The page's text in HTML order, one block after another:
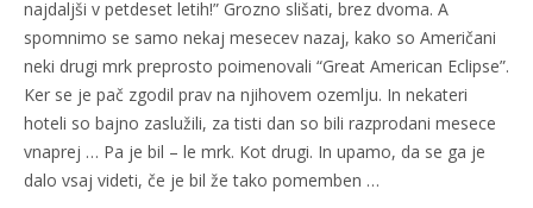
najdaljši v petdeset letih!” Grozno slišati, brez dvoma. A
spomnimo se samo nekaj mesecev nazaj, kako so Američani
neki drugi mrk preprosto poimenovali “Great American Eclipse”.
Ker se je pač zgodil prav na njihovem ozemlju. In nekateri
hoteli so bajno zaslužili, za tisti dan so bili razprodani mesece
vnaprej … Pa je bil – le mrk. Kot drugi. In upamo, da se ga je
dalo vsaj videti, če je bil že tako pomemben …